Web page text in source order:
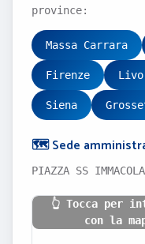
province:
Massa Carrara
Firenze
Siena
🗺️ Sede
PIAZZA SS
👆 Tocca per
con la